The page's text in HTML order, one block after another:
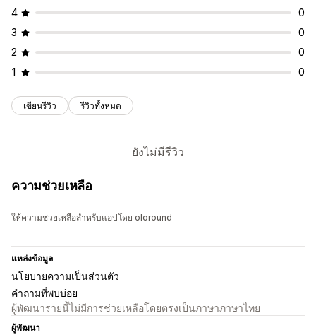
4
0
3
0
2
0
1
0
เขียนรีวิว รีวิวทั้งหมด
ยังไม่มีรีวิว
ความช่วยเหลือ
ให้ความช่วยเหลือสำหรับแอปโดย oloround
แหล่งข้อมูล
นโยบายความเป็นส่วนตัว
คำถามที่พบบ่อย
ผู้พัฒนารายนี้ไม่มีการช่วยเหลือโดยตรงเป็นภาษาภาษาไทย
ผู้พัฒนา